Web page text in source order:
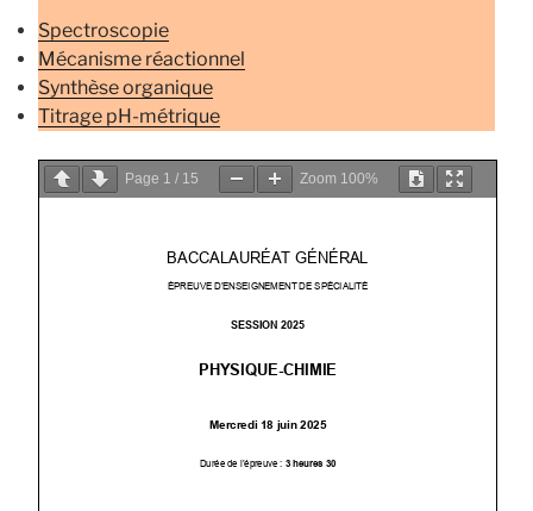
Spectroscopie
Mécanisme réactionnel
Synthèse organique
Titrage pH-métrique
Page 1 / 15 Zoom 100%